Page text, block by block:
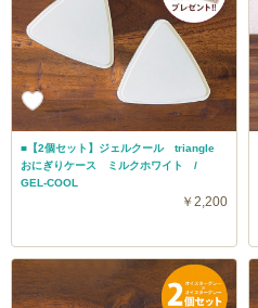
■【2個セット】ジェルクール triangle
おにぎりケース ミルクホワイト /
GEL-COOL
￥2,200